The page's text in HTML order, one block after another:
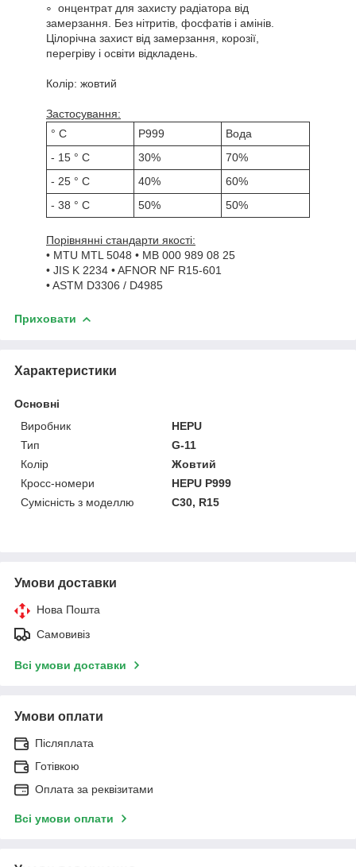
онцентрат для захисту радіатора від
замерзання. Без нітритів, фосфатів і амінів.
Цілорічна захист від замерзання, корозії,
перегріву і освіти відкладень.
Колір: жовтий
Застосування:
° C
P999
Вода
- 15 ° C
30%
70%
- 25 ° C
40%
60%
- 38 ° C
50% 50%
Порівнянні стандарти якості:
• MTU MTL 5048 • MB 000 989 08 25
• JIS K 2234 • AFNOR NF R15-601
• ASTM D3306 / D4985
Приховати
Характеристики
Основні
Виробник
HEPU
Тип
G-11
Колір
Жовтий
Кросс-номери
HEPU P999
Сумісність з моделлю
C30, R15
Умови доставки
Нова Пошта
Самовивіз
Всі умови доставки
Умови оплати
Післяплата
Готівкою
Оплата за реквізитами
Всі умови оплати